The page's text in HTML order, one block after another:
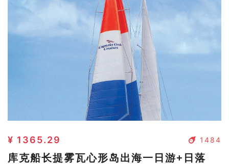
1484
¥ 1365.29
库克船长提雾瓦心形岛出海一日游+日落